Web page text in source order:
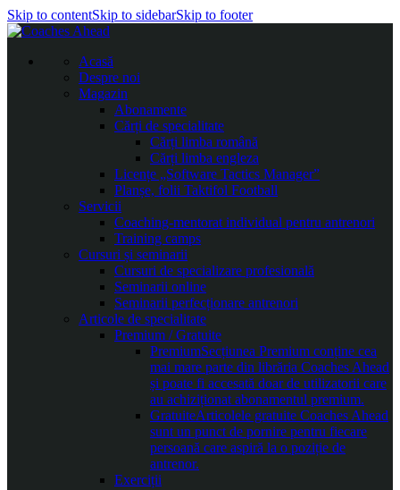
Skip to contentSkip to sidebarSkip to footer
Acasă
Despre noi
Magazin
Abonamente
Cărți de specialitate
Cărți limba română
Cărți limba engleza
Licențe „Software Tactics Manager”
Planșe, folii Taktifol Football
Servicii
Coaching-mentorat individual pentru antrenori
Training camps
Cursuri și seminarii
Cursuri de specializare profesională
Seminarii online
Seminarii perfecționare antrenori
Articole de specialitate
Premium / Gratuite
PremiumSecțiunea Premium conține cea
mai mare parte din librăria Coaches Ahead
și poate fi accesată doar de utilizatorii care
au achiziționat abonamentul premium.
GratuiteArticolele gratuite Coaches Ahead
sunt un punct de pornire pentru fiecare
persoană care aspiră la o poziție de
antrenor.
Exerciții